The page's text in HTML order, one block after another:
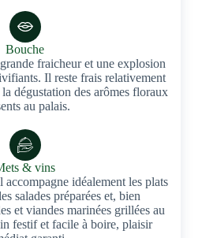
Bouche
fraicheur et une explosion
Il reste frais relativement
dégustation des arômes floraux
au palais.
& vins
accompagne idéalement les plats
salades préparées et, bien
et viandes marinées grillées au
festif et facile à boire, plaisir